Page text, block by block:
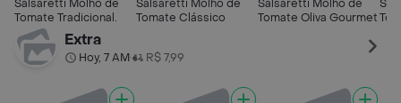
Salsaretti Molho de
Tomate Tradicional.
Salsaretti Molho de
Tomate Clássico
Salsaretti Molho de
Tomate Oliva Gourmet
Extra
Hoy, 7 AM• R$ 7,99